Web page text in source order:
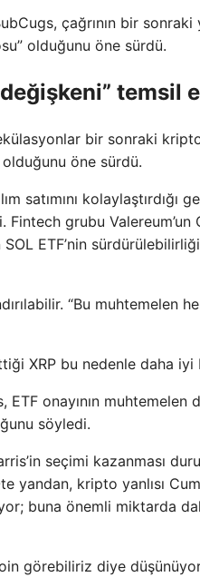
çağrının bir
olduğunu öne sürdü.
temsil
bir sonraki
öne sürdü.
satımını kolaylaştırdığı
grubu Valereum’un
ETF’nin
“Bu muhtemelen
XRP bu nedenle daha
ETF onayının
söyledi.
seçimi kazanması
yandan, kripto yanlısı
buna önemli miktarda
görebiliriz diye